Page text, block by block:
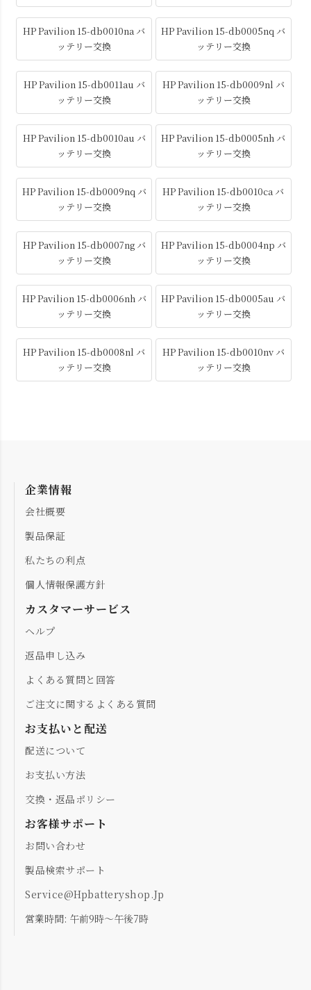
HP Pavilion 15-db0010na バ
ッテリー交換
HP Pavilion 15-db0005nq バ
ッテリー交換
HP Pavilion 15-db0011au バ
ッテリー交換
HP Pavilion 15-db0009nl バ
ッテリー交換
HP Pavilion 15-db0010au バ
ッテリー交換
HP Pavilion 15-db0005nh バ
ッテリー交換
HP Pavilion 15-db0009nq バ
ッテリー交換
HP Pavilion 15-db0010ca バ
ッテリー交換
HP Pavilion 15-db0007ng バ
ッテリー交換
HP Pavilion 15-db0004np バ
ッテリー交換
HP Pavilion 15-db0006nh バ
ッテリー交換
HP Pavilion 15-db0005au バ
ッテリー交換
HP Pavilion 15-db0008nl バ
ッテリー交換
HP Pavilion 15-db0010nv バ
ッテリー交換
企業情報
会社概要
製品保証
私たちの利点
個人情報保護方針
カスタマーサービス
ヘルプ
返品申し込み
よくある質問と回答
ご注文に関するよくある質問
お支払いと配送
配送について
お支払い方法
交換・返品ポリシー
お客様サポート
お問い合わせ
製品検索サポート
Service@hpbatteryshop.jp
営業時間: 午前9時～午後7時